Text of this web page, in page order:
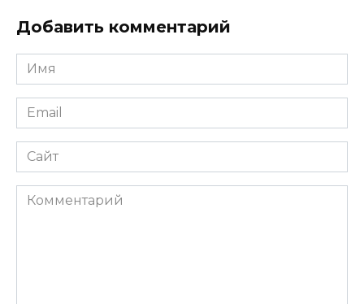
Добавить комментарий
Имя
*
Email
*
Сайт
Комментарий